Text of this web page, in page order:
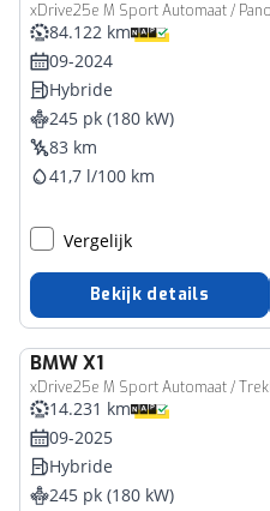
84.122 km
09-2024
Hybride
245 pk (180 kW)
83 km
41,7 l/100 km
Vergelijk
Bekijk details
BMWX1
14.231 km
09-2025
Hybride
245 pk (180 kW)